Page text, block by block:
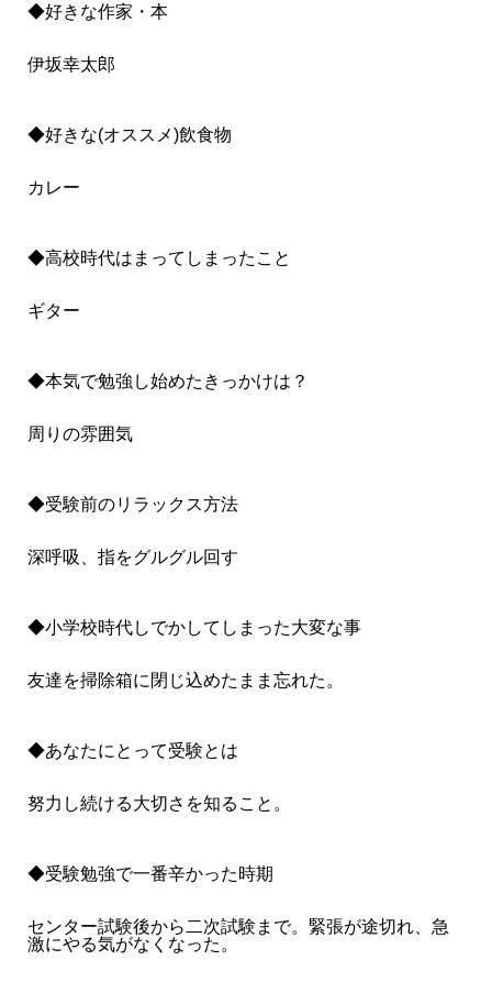
◆好きな作家・本
伊坂幸太郎
◆好きな(オススメ)飲食物
カレー
◆高校時代はまってしまったこと
ギター
◆本気で勉強し始めたきっかけは？
周りの雰囲気
◆受験前のリラックス方法
深呼吸、指をグルグル回す
◆小学校時代しでかしてしまった大変な事
友達を掃除箱に閉じ込めたまま忘れた。
◆あなたにとって受験とは
努力し続ける大切さを知ること。
◆受験勉強で一番辛かった時期
センター試験後から二次試験まで。緊張が途切れ、急
激にやる気がなくなった。